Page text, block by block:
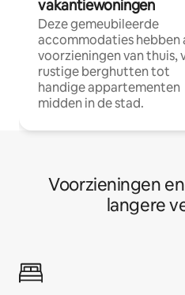
vakantiewoningen
Deze gemeubileerde
accommodaties hebben
voorzieningen van thuis,
rustige berghutten tot
handige appartementen
midden in de stad.
Voorzieningen
langere